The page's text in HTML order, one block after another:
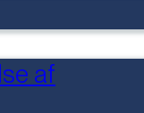
af